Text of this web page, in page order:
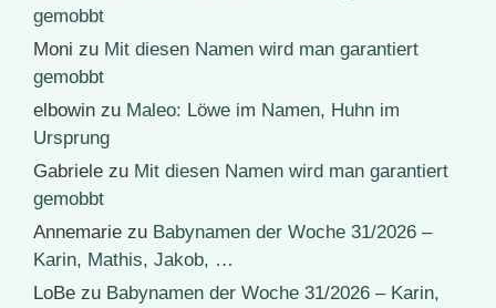
gemobbt
Moni zu Mit diesen Namen wird man garantiert
gemobbt
elbowin zu Maleo: Löwe im Namen, Huhn im
Ursprung
Gabriele zu Mit diesen Namen wird man garantiert
gemobbt
Annemarie zu Babynamen der Woche 31/2026 –
Karin, Mathis, Jakob, …
LoBe zu Babynamen der Woche 31/2026 – Karin,